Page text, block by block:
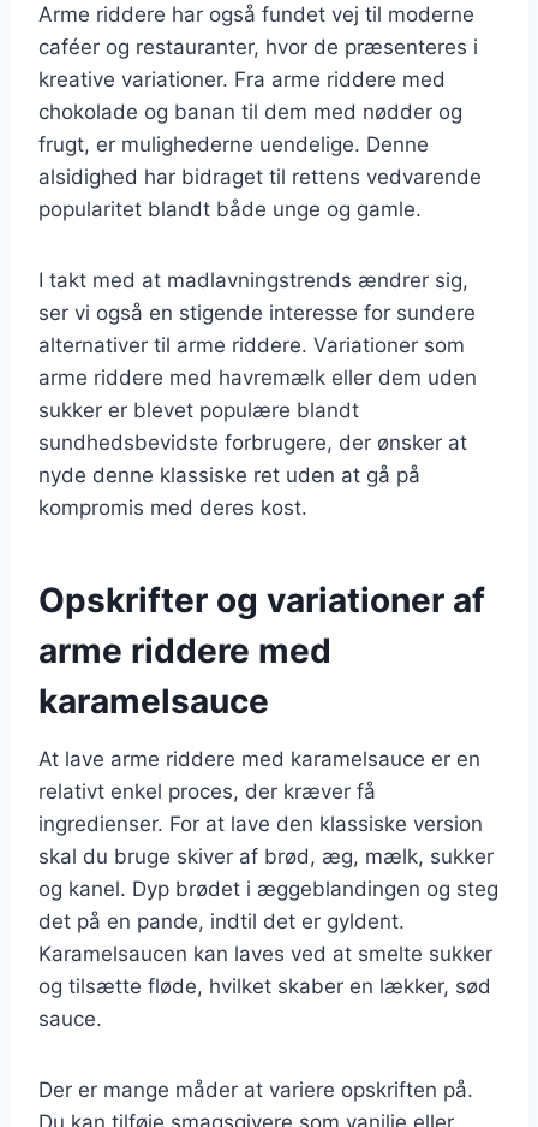
Arme riddere har også fundet vej til moderne
caféer og restauranter, hvor de præsenteres i
kreative variationer. Fra arme riddere med
chokolade og banan til dem med nødder og
frugt, er mulighederne uendelige. Denne
alsidighed har bidraget til rettens vedvarende
popularitet blandt både unge og gamle.
I takt med at madlavningstrends ændrer sig,
ser vi også en stigende interesse for sundere
alternativer til arme riddere. Variationer som
arme riddere med havremælk eller dem uden
sukker er blevet populære blandt
sundhedsbevidste forbrugere, der ønsker at
nyde denne klassiske ret uden at gå på
kompromis med deres kost.
Opskrifter og variationer af
arme riddere med
karamelsauce
At lave arme riddere med karamelsauce er en
relativt enkel proces, der kræver få
ingredienser. For at lave den klassiske version
skal du bruge skiver af brød, æg, mælk, sukker
og kanel. Dyp brødet i æggeblandingen og steg
det på en pande, indtil det er gyldent.
Karamelsaucen kan laves ved at smelte sukker
og tilsætte fløde, hvilket skaber en lækker, sød
sauce.
Der er mange måder at variere opskriften på.
Du kan tilføje smagsgivere som vanilje eller